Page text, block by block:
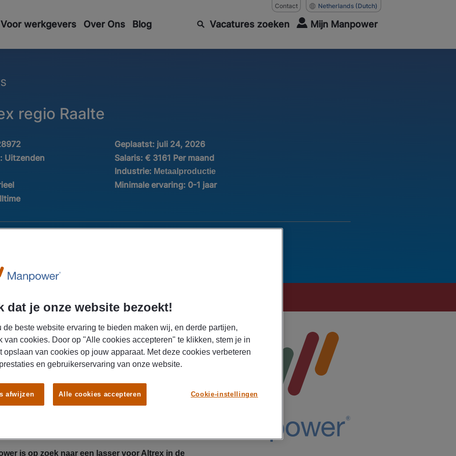
Contact Netherlands (Dutch)
Voor werkgevers Over Ons Blog Vacatures zoeken Mijn Manpower
regio Raalte
Geplaatst: juli 24, 2026
Uitzenden Salaris: € 3161 Per maand
Industrie: Metaalproductie
Minimale ervaring: 0-1 jaar
werk mee aan sterke en veilige constructies!
je graag direct resultaat van je werk? Dan is dit
3.161,23 bruto per maand, ontvangt 17,5%
Je voert MIG/MAG- en TIG-
ladders en steigers in een vakbekwaam en
vandaag nog!
is op zoek naar een lasser voor Altrex in de
dat je onze website bezoekt!
de beste website ervaring te bieden maken wij, en derde partijen,
van cookies. Door op "Alle cookies accepteren" te klikken, stem je in
opslaan van cookies op jouw apparaat. Met deze cookies verbeteren
en gebruikerservaring van onze website.
Cookie-instellingen
afwijzen Alle cookies accepteren